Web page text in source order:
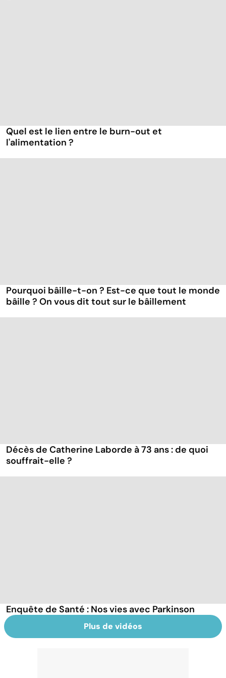
Quel est le lien entre le burn-out et
l'alimentation ?
Pourquoi bâille-t-on ? Est-ce que tout le monde
bâille ? On vous dit tout sur le bâillement
Décès de Catherine Laborde à 73 ans : de quoi
souffrait-elle ?
Enquête de Santé : Nos vies avec Parkinson
Plus de vidéos